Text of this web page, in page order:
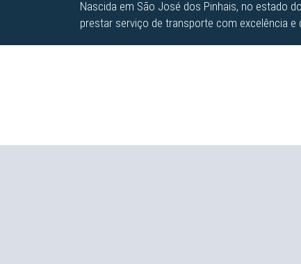
Nascida em São José dos Pinhais, no estado
prestar serviço de transporte com excelência